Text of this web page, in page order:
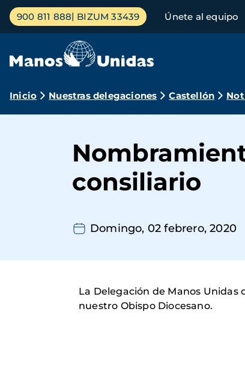
Pasar
contenido
Menú
principal
900 811 888 BIZUM 33439 Únete al equipo
Ruta
navegación
Inicio Nuestras delegaciones Castellón
consiliario
Domingo, 02 febrero, 2020
La Delegación de Manos
nuestro Obispo Diocesano.